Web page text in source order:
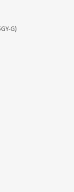
G)